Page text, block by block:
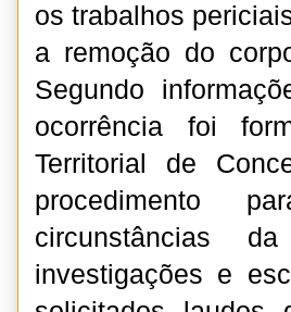
os trabalhos
a remoção do
Segundo
ocorrência foi
Territorial de
procedimento
circunstâncias
investigações e